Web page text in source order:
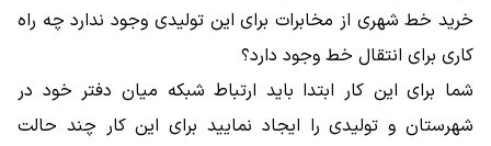
خرید خط شهری از مخابرات برای این تولیدی وجود ندارد چه راه
کاری برای انتقال خط وجود دارد؟
شما برای این کار ابتدا باید ارتباط شبکه میان دفتر خود در
شهرستان و تولیدی را ایجاد نمایید برای این کار چند حالت